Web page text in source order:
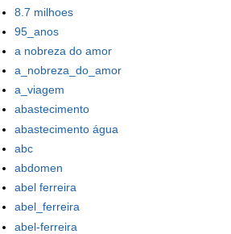
8.7 milhoes
95_anos
a nobreza do amor
a_nobreza_do_amor
a_viagem
abastecimento
abastecimento água
abc
abdomen
abel ferreira
abel_ferreira
abel-ferreira